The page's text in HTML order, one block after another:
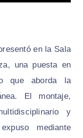
en la Sala
una puesta en
que aborda la
El montaje,
y
mediante